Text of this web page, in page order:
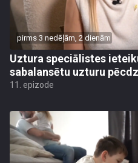
pirms 3 nedēļām, 2 dienām
Uztura speciālistes
sabalansētu uzturu
11. epizode